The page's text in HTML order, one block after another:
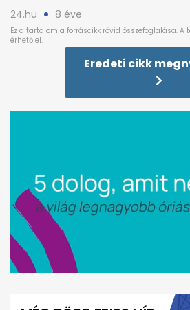
24.hu 8 éve
Eredeti cikk